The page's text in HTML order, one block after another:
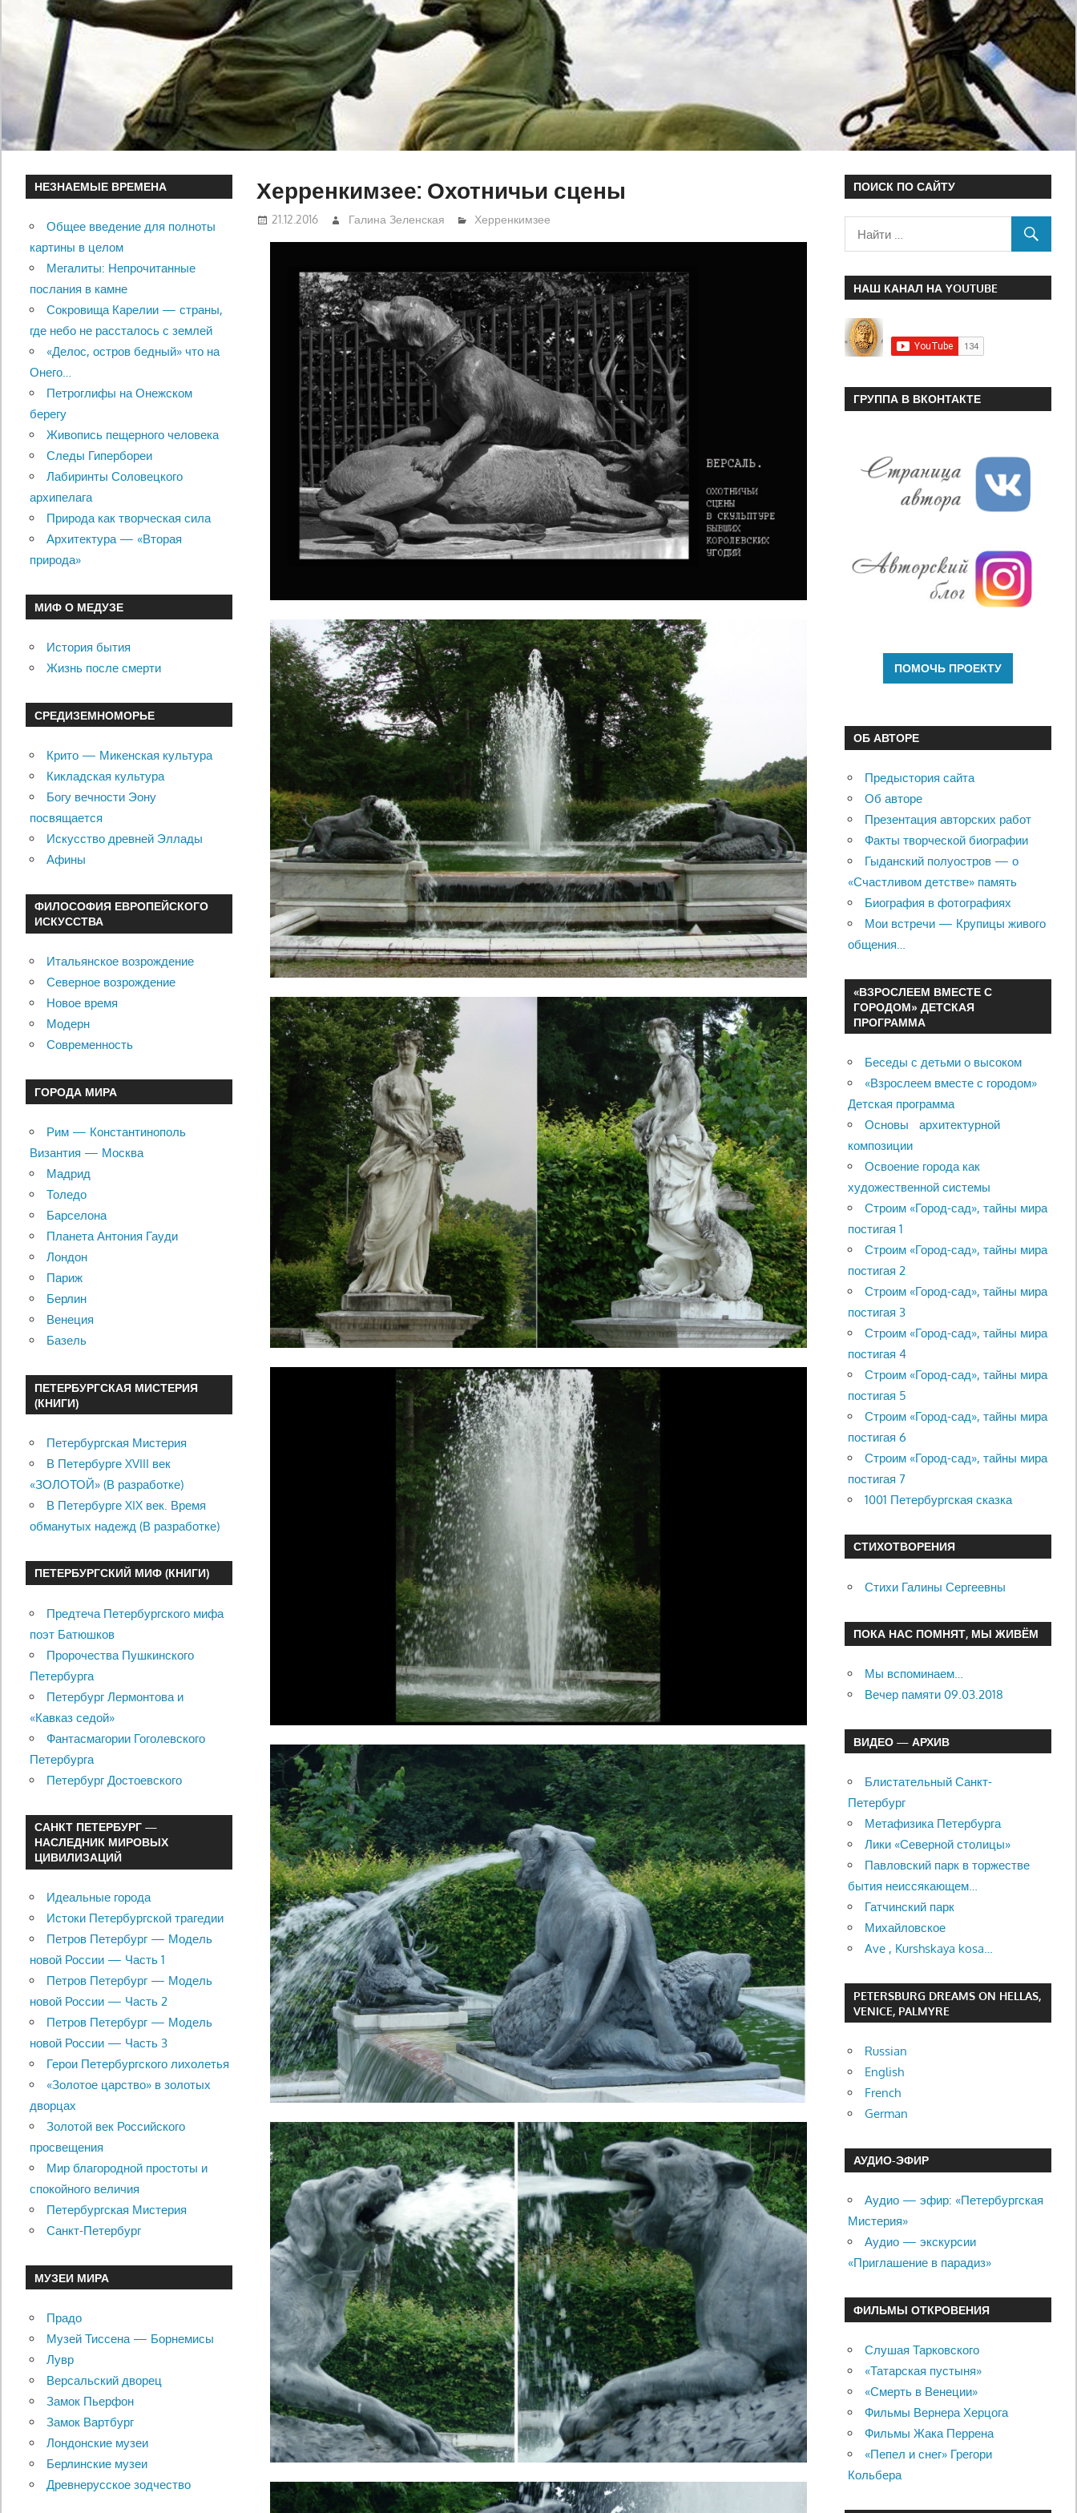
Херренкимзее: Охотничьи сцены
21.12.2016 Галина Зеленская Херренкимзее
НЕЗНАЕМЫЕ ВРЕМЕНА
Общее введение для полноты
картины в целом
Мегалиты: Непрочитанные
послания в камне
Сокровища Карелии — страны,
где небо не рассталось с землей
«Делос, остров бедный» что на
Онего…
Петроглифы на Онежском
берегу
Живопись пещерного человека
Следы Гипербореи
Лабиринты Соловецкого
архипелага
Природа как творческая сила
Архитектура — «Вторая
природа»
МИФ О МЕДУЗЕ
История бытия
Жизнь после смерти
СРЕДИЗЕМНОМОРЬЕ
Крито — Микенская культура
Кикладская культура
Богу вечности Эону
посвящается
Искусство древней Эллады
Афины
ФИЛОСОФИЯ ЕВРОПЕЙСКОГО
ИСКУССТВА
Итальянское возрождение
Северное возрождение
Новое время
Модерн
Современность
ГОРОДА МИРА
Рим — Константинополь
Византия — Москва
Мадрид
Толедо
Барселона
Планета Антония Гауди
Лондон
Париж
Берлин
Венеция
Базель
ПЕТЕРБУРГСКАЯ МИСТЕРИЯ
(КНИГИ)
Петербургская Мистерия
В Петербурге XVIII век
«ЗОЛОТОЙ» (В разработке)
В Петербурге XIX век. Время
обманутых надежд (В разработке)
ПЕТЕРБУРГСКИЙ МИФ (КНИГИ)
Предтеча Петербургского мифа
поэт Батюшков
Пророчества Пушкинского
Петербурга
Петербург Лермонтова и
«Кавказ седой»
Фантасмагории Гоголевского
Петербурга
Петербург Достоевского
САНКТ ПЕТЕРБУРГ —
НАСЛЕДНИК МИРОВЫХ
ЦИВИЛИЗАЦИЙ
Идеальные города
Истоки Петербургской трагедии
Петров Петербург — Модель
новой России — Часть 1
Петров Петербург — Модель
новой России — Часть 2
Петров Петербург — Модель
новой России — Часть 3
Герои Петербургского лихолетья
«Золотое царство» в золотых
дворцах
Золотой век Российского
просвещения
Мир благородной простоты и
спокойного величия
Петербургская Мистерия
Санкт-Петербург
МУЗЕИ МИРА
Прадо
Музей Тиссена — Борнемисы
Лувр
Версальский дворец
Замок Пьерфон
Замок Вартбург
Лондонские музеи
Берлинские музеи
Древнерусское зодчество
ПОИСК ПО САЙТУ
НАШ КАНАЛ НА YOUTUBE
ГРУППА В ВКОНТАКТЕ
ОБ АВТОРЕ
Предыстория сайта
Об авторе
Презентация авторских работ
Факты творческой биографии
Гыданский полуостров — о
«Счастливом детстве» память
Биография в фотографиях
Мои встречи — Крупицы живого
общения…
«ВЗРОСЛЕЕМ ВМЕСТЕ С
ГОРОДОМ» ДЕТСКАЯ
ПРОГРАММА
Беседы с детьми о высоком
«Взрослеем вместе с городом»
Детская программа
Основы архитектурной
композиции
Освоение города как
художественной системы
Строим «Город-сад», тайны мира
постигая 1
Строим «Город-сад», тайны мира
постигая 2
Строим «Город-сад», тайны мира
постигая 3
Строим «Город-сад», тайны мира
постигая 4
Строим «Город-сад», тайны мира
постигая 5
Строим «Город-сад», тайны мира
постигая 6
Строим «Город-сад», тайны мира
постигая 7
1001 Петербургская сказка
СТИХОТВОРЕНИЯ
Стихи Галины Сергеевны
ПОКА НАС ПОМНЯТ, МЫ ЖИВЁМ
Мы вспоминаем…
Вечер памяти 09.03.2018
ВИДЕО — АРХИВ
Блистательный Санкт-
Петербург
Метафизика Петербурга
Лики «Северной столицы»
Павловский парк в торжестве
бытия неиссякающем…
Гатчинский парк
Михайловское
Ave , Kurshskaya kosa…
PETERSBURG DREAMS ON HELLAS,
VENICE, PALMYRE
Russian
English
French
German
АУДИО-ЭФИР
Аудио — эфир: «Петербургская
Мистерия»
Аудио — экскурсии
«Приглашение в парадиз»
ФИЛЬМЫ ОТКРОВЕНИЯ
Слушая Тарковского
«Татарская пустыня»
«Смерть в Венеции»
Фильмы Вернера Херцога
Фильмы Жака Перрена
«Пепел и снег» Грегори
Кольбера